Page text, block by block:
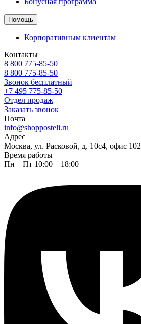
Помощь
Корпоративным клиентам
Контакты
8 800 775-85-50
8 800 775-85-50
Звонок бесплатный
+7 495 775-85-50
Отдел продаж
Заказать звонок
Почта
info@shopposteli.ru
Адрес
Москва, ул. Расковой, д. 10с4, офис 102
Время работы
Пн—Пт 10:00 – 18:00